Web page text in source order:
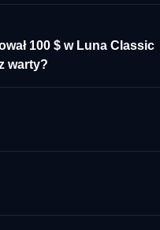
100 $ w Luna Classic
warty?